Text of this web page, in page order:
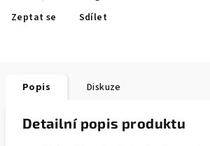
Zeptat se Sdílet
Popis Diskuze
Detailní popis produktu